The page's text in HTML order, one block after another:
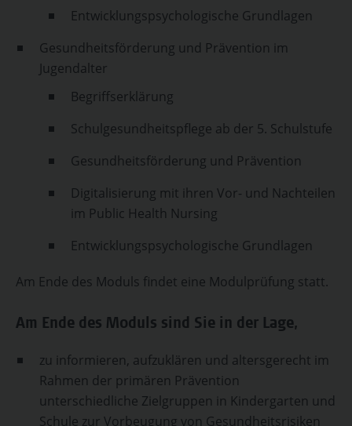
Entwicklungspsychologische Grundlagen
Gesundheitsförderung und Prävention im
Jugendalter
Begriffserklärung
Schulgesundheitspflege ab der 5. Schulstufe
Gesundheitsförderung und Prävention
Digitalisierung mit ihren Vor- und Nachteilen
im Public Health Nursing
Entwicklungspsychologische Grundlagen
Am Ende des Moduls findet eine Modulprüfung statt.
Am Ende des Moduls sind Sie in der Lage,
zu informieren, aufzuklären und altersgerecht im
Rahmen der primären Prävention
unterschiedliche Zielgruppen in Kindergarten und
Schule zur Vorbeugung von Gesundheitsrisiken